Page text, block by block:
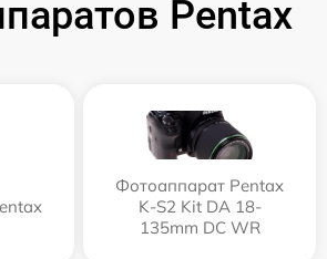
Pentax
Фотоаппарат Pentax
K-S2 Kit DA 18-
135mm DC WR